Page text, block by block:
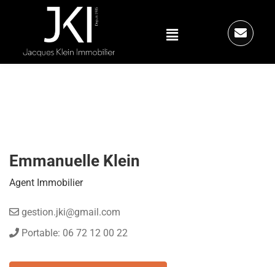
Emmanuelle Klein
Agent Immobilier
gestion.jki@gmail.com
Portable: 06 72 12 00 22